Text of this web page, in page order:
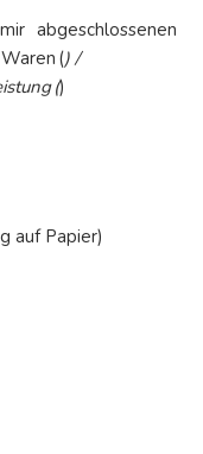
abgeschlossenen
() /
()
auf Papier)